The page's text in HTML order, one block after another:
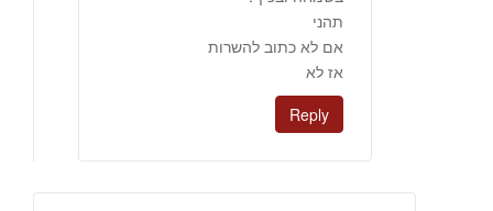
תהני
אם לא כתוב להשרות
אז לא
Reply